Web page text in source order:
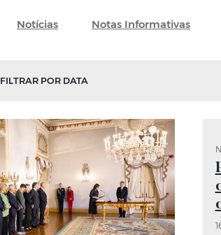
Notícias Notas Informativas
FILTRAR POR DATA